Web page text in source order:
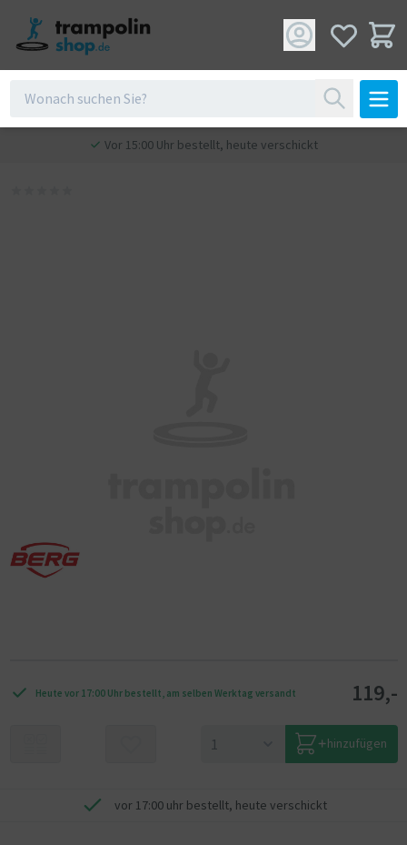
Vor 15:00 Uhr bestellt, heute verschickt
Heute vor 17:00 Uhr bestellt, am selben Werktag versandt 119,-
hinzufügen
vor 17:00 uhr bestellt, heute verschickt